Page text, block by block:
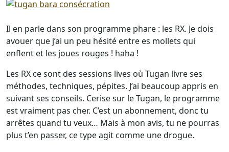
Il en parle dans son programme phare : les RX. Je dois
avouer que j’ai un peu hésité entre es mollets qui
enflent et les joues rouges ! haha !
Les RX ce sont des sessions lives où Tugan livre ses
méthodes, techniques, pépites. J’ai beaucoup appris en
suivant ses conseils. Cerise sur le Tugan, le programme
est vraiment pas cher. C’est un abonnement, donc tu
arrêtes quand tu veux… Mais à mon avis, tu ne pourras
plus t’en passer, ce type agit comme une drogue.